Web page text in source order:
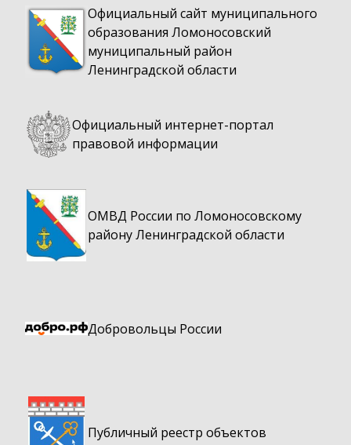
Официальный сайт муниципального
образования Ломоносовский
муниципальный район
Ленинградской области
Официальный интернет-портал
правовой информации
ОМВД России по Ломоносовскому
району Ленинградской области
Добровольцы России
Публичный реестр объектов